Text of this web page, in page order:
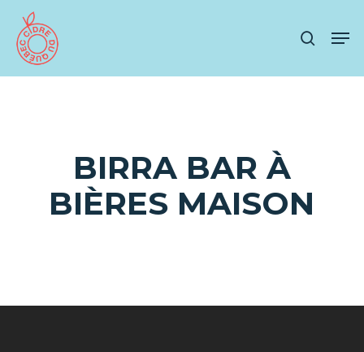
main
content
search
BIRRA BAR À
BIÈRES MAISON